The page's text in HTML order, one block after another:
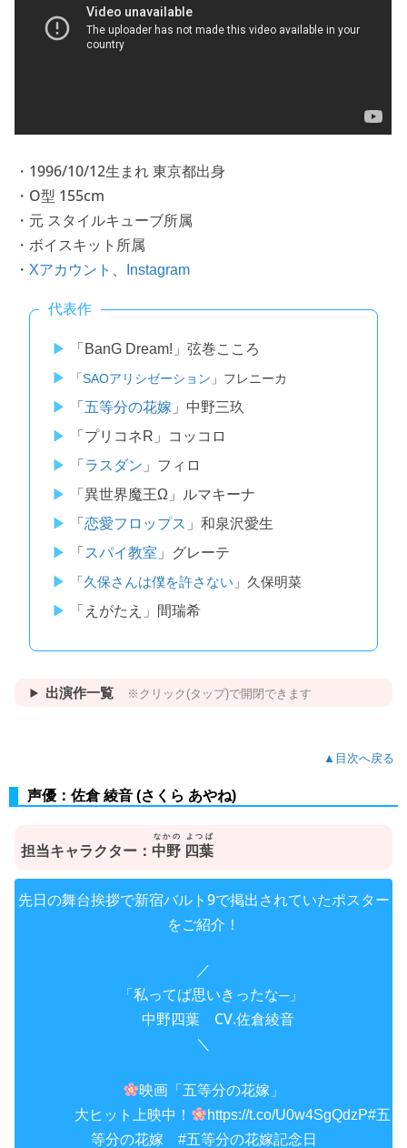
・1996/10/12生まれ 東京都出身
・O型 155cm
・元 スタイルキューブ所属
・ボイスキット所属
・Xアカウント 、 Instagram
代表作
「BanG Dream!」弦巻こころ
「SAOアリシゼーション 」フレニーカ
「 五等分の花嫁 」中野三玖
「プリコネR」コッコロ
「 ラスダン 」フィロ
「異世界魔王Ω」ルマキーナ
「 恋愛フロップス 」和泉沢愛生
「 スパイ教室 」グレーテ
「久保さんは僕を許さない 」久保明菜
「えがたえ」間瑞希
出演作一覧 ※クリック(タップ)で開閉できます
▲目次へ戻る
声優：佐倉 綾音 (さくら あやね)
担当キャラクター： 中野 四葉
なかの よつば
先日の舞台挨拶で新宿バルト9で掲出されていたポスター
をご紹介！
／
「私ってば思いきったな─」
中野四葉 CV.佐倉綾音
＼
映画「五等分の花嫁」
大ヒット上映中！
https://t.co/U0w4SgQdzP#五
等分の花嫁
#五等分の花嫁記念日